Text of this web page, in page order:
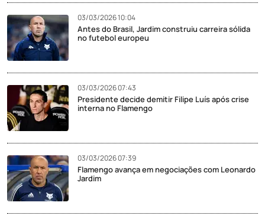
03/03/2026 10:04
Antes do Brasil, Jardim construiu carreira sólida
no futebol europeu
03/03/2026 07:43
Presidente decide demitir Filipe Luís após crise
interna no Flamengo
03/03/2026 07:39
Flamengo avança em negociações com Leonardo
Jardim